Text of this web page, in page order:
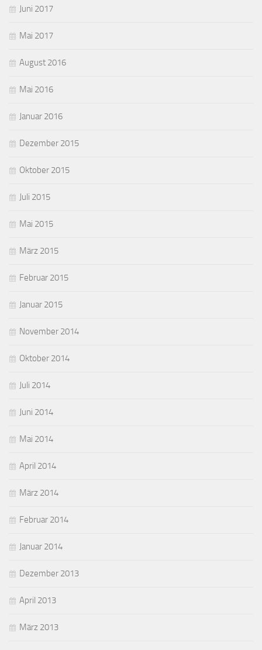
Juni 2017
Mai 2017
August 2016
Mai 2016
Januar 2016
Dezember 2015
Oktober 2015
Juli 2015
Mai 2015
März 2015
Februar 2015
Januar 2015
November 2014
Oktober 2014
Juli 2014
Juni 2014
Mai 2014
April 2014
März 2014
Februar 2014
Januar 2014
Dezember 2013
April 2013
März 2013